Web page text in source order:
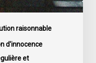
raisonnable
d'innocence
et